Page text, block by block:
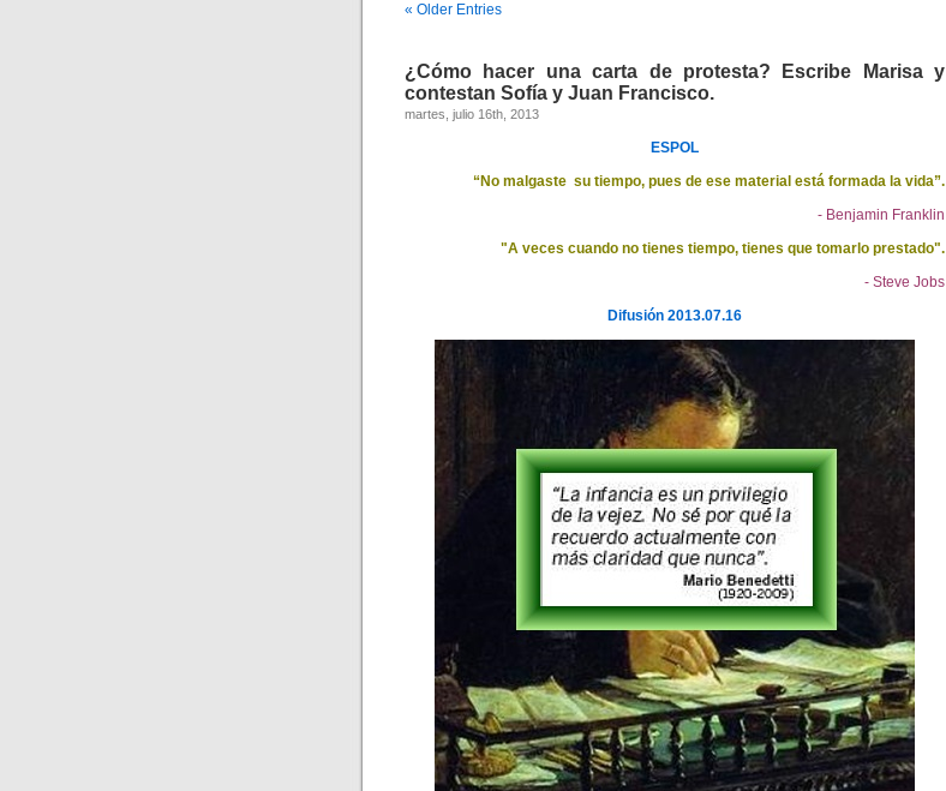
« Older Entries
¿Cómo hacer una carta de protesta? Escribe Marisa y
contestan Sofía y Juan Francisco.
martes, julio 16th, 2013
ESPOL
“No malgaste su tiempo, pues de ese material está formada la vida”.
- Benjamin Franklin
"A veces cuando no tienes tiempo, tienes que tomarlo prestado".
- Steve Jobs
Difusión 2013.07.16